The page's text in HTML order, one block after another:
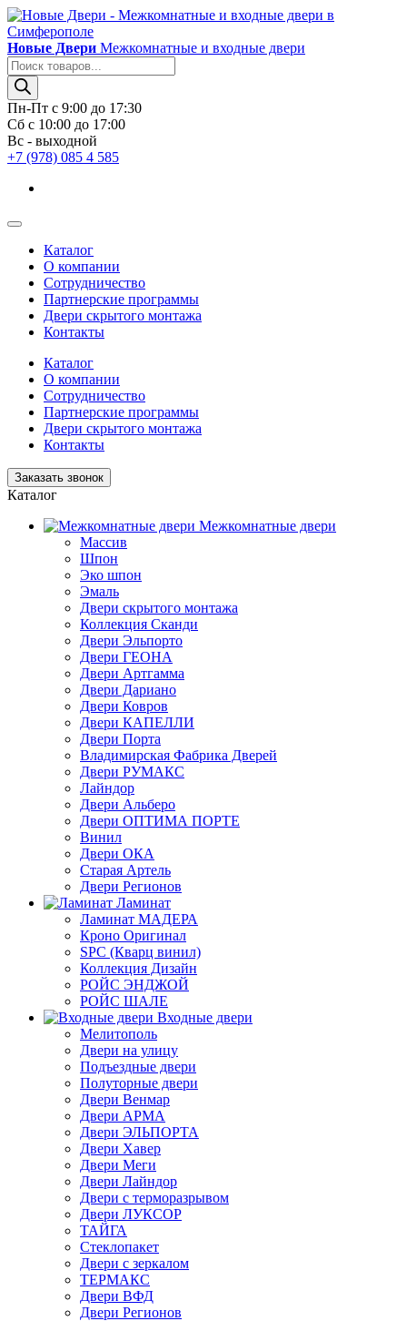
Новые Двери Межкомнатные и входные двери
Поиск
товаров
Пн-Пт с 9:00 до 17:30
Сб с 10:00 до 17:00
Вс - выходной
+7 (978) 085 4 585
Каталог
О компании
Сотрудничество
Партнерские программы
Двери скрытого монтажа
Контакты
Каталог
О компании
Сотрудничество
Партнерские программы
Двери скрытого монтажа
Контакты
Заказать звонок
Каталог
Межкомнатные двери
Массив
Шпон
Эко шпон
Эмаль
Двери скрытого монтажа
Коллекция Сканди
Двери Эльпорто
Двери ГЕОНА
Двери Артгамма
Двери Дариано
Двери Ковров
Двери КАПЕЛЛИ
Двери Порта
Владимирская Фабрика Дверей
Двери РУМАКС
Лайндор
Двери Альберо
Двери ОПТИМА ПОРТЕ
Винил
Двери ОКА
Старая Артель
Двери Регионов
Ламинат
Ламинат МАДЕРА
Кроно Оригинал
SPC (Кварц винил)
Коллекция Дизайн
РОЙС ЭНДЖОЙ
РОЙС ШАЛЕ
Входные двери
Мелитополь
Двери на улицу
Подъездные двери
Полуторные двери
Двери Венмар
Двери АРМА
Двери ЭЛЬПОРТА
Двери Хавер
Двери Меги
Двери Лайндор
Двери с терморазрывом
Двери ЛУКСОР
ТАЙГА
Стеклопакет
Двери с зеркалом
ТЕРМАКС
Двери ВФД
Двери Регионов